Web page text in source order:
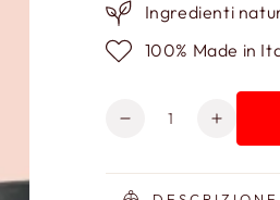
Ingredienti
100% Made in
Quantità
Diminuisci
per
per